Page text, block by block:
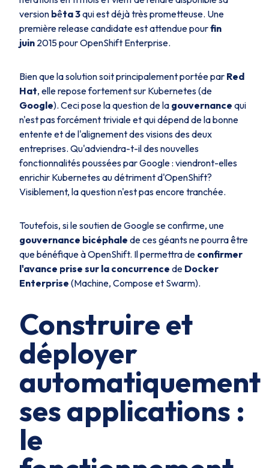
version bêta 3qui est déjà très prometteuse. Une
premièrerelease candidateest attendue pourfin
juin 2015 pour OpenShift Enterprise.
Bien que la solution soit principalement portée par Red
Hat, elle repose fortement sur Kubernetes (de
Google). Ceci pose la question de la gouvernance qui
n'est pas forcément triviale et qui dépend de la bonne
entente et de l'alignement des visions des deux
entreprises. Qu'adviendra-t-il des nouvelles
fonctionnalités poussées par Google : viendront-elles
enrichir Kubernetes au détriment d'OpenShift?
Visiblement, la question n'est pas encore tranchée.
Toutefois, si le soutien de Google se confirme, une
gouvernance bicéphale de ces géants ne pourra être
que bénéfique à OpenShift. Il permettra de confirmer
l'avance prise sur la concurrence de Docker
Enterprise (Machine, Compose et Swarm).
Construire et
déployer
automatiquement
ses applications :
le